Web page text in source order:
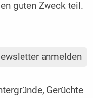
guten Zweck teil.
anmelden
Gerüchte